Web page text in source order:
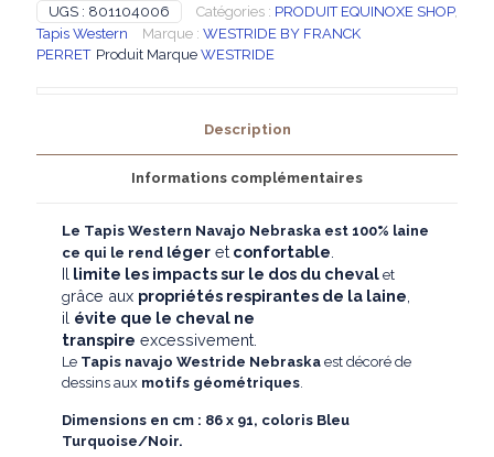
Tapis
Western
Navajo
UGS : 801104006 Catégories : PRODUIT EQUINOXE SHOP,
Tapis Western
Marque : WESTRIDE BY FRANCK
PERRET Produit Marque WESTRIDE
Description
Informations complémentaires
Le Tapis Western Navajo Nebraska est 100% laine
ce qui le rend léger et confortable
Il limite les impacts sur le dos du chevalet
grâce aux propriétés respirantes de la laine
il évite que le cheval ne
transpire excessivement.
Le Tapis navajo Westride Nebraska est décoré de
dessins aux motifs géométriques.
Dimensions en cm : 86 x 91, coloris Bleu
Turquoise/Noir.